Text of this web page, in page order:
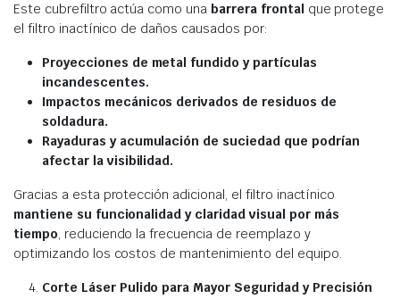
Este cubrefiltro actúa como unabarrera frontal que protege
el filtro inactínico de daños causados por:
Proyecciones de metal fundido y partículas
incandescentes.
Impactos mecánicos derivados de residuos de
soldadura.
Rayaduras y acumulación de suciedad que podrían
afectar la visibilidad.
Gracias a esta protección adicional, el filtro inactínico
mantiene su funcionalidad y claridad visual por más
tiempo, reduciendo la frecuencia de reemplazo y
optimizando los costos de mantenimiento del equipo.
Corte Láser Pulido para Mayor Seguridad y Precisión